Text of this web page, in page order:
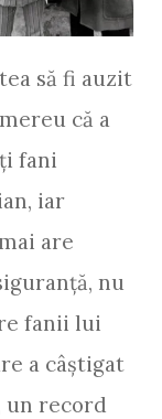
să fi auzit
că a
fani
iar
are
nu
fanii lui
a câştigat
un record